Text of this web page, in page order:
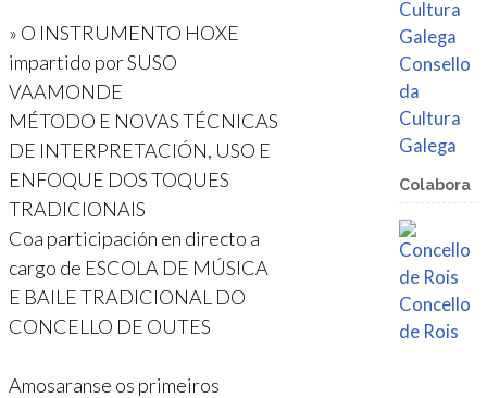
» O INSTRUMENTO HOXE
impartido por SUSO
VAAMONDE
MÉTODO E NOVAS TÉCNICAS
DE INTERPRETACIÓN, USO E
ENFOQUE DOS TOQUES
TRADICIONAIS
Coa participación en directo a
cargo de ESCOLA DE MÚSICA
E BAILE TRADICIONAL DO
CONCELLO DE OUTES
Amosaranse os primeiros
Consello
da
Cultura
Galega
Colabora
Concello
de Rois